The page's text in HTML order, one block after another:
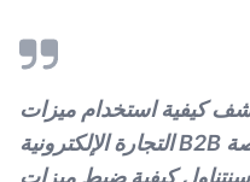
كيفية استخدام ميزات
التجارة الإلكترونية B2B على منصة Shopify Plus.
سنتناول كيفية ضبط ميزات B2B لمتجرك وإنشاء قوائم